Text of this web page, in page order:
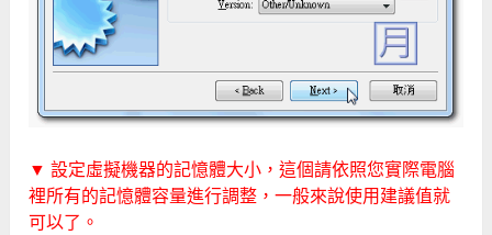
▼ 設定虛擬機器的記憶體大小，這個請依照您實際電腦
裡所有的記憶體容量進行調整，一般來說使用建議值就
可以了。